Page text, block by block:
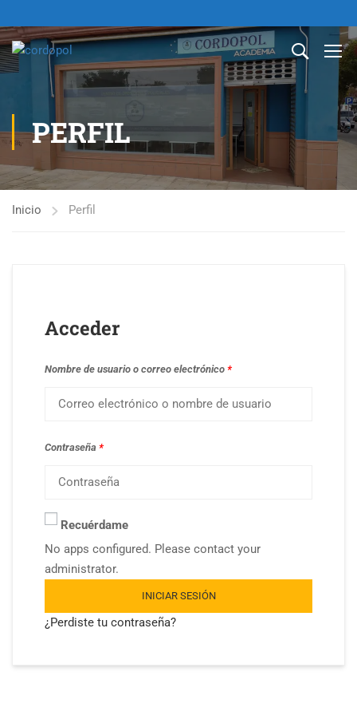
PERFIL
Inicio Perfil
Acceder
Nombre de usuario o correo electrónico *
Contraseña *
Recuérdame
No apps configured. Please contact your
administrator.
INICIAR SESIÓN
¿Perdiste tu contraseña?